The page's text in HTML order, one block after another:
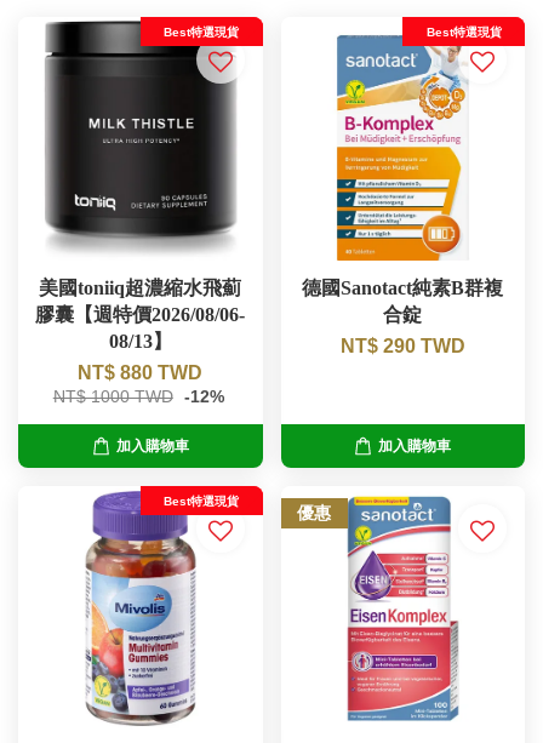
Best特選現貨
美國toniiq超濃縮水飛薊
膠囊【週特價2026/08/06-
08/13】
NT$ 880 TWD
NT$ 1000 TWD -12%
加入購物車
Best特選現貨
德國Sanotact純素B群複
合錠
NT$ 290 TWD
加入購物車
Best特選現貨
優惠